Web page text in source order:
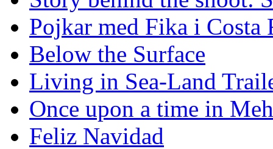
Pojkar med Fika i Costa
Below the Surface
Living in Sea-Land
Once upon a time in
Feliz Navidad